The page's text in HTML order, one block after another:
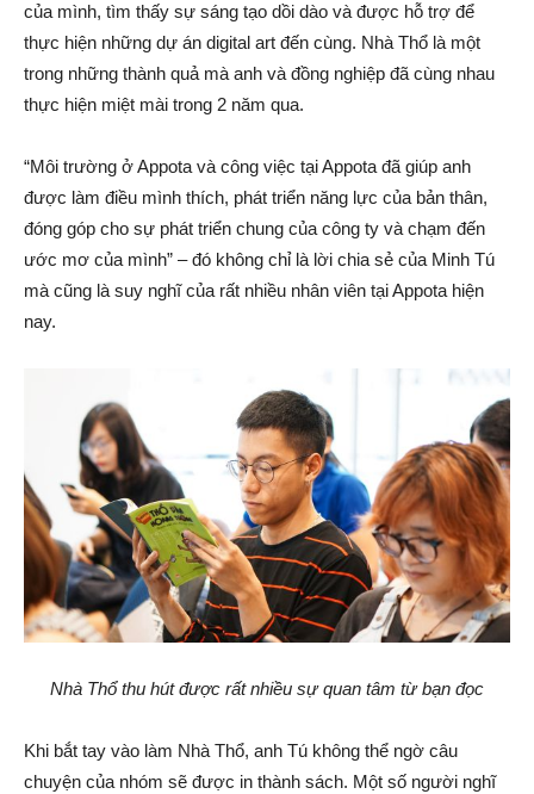
của mình, tìm thấy sự sáng tạo dồi dào và được hỗ trợ để
thực hiện những dự án digital art đến cùng. Nhà Thổ là một
trong những thành quả mà anh và đồng nghiệp đã cùng nhau
thực hiện miệt mài trong 2 năm qua.
“Môi trường ở Appota và công việc tại Appota đã giúp anh
được làm điều mình thích, phát triển năng lực của bản thân,
đóng góp cho sự phát triển chung của công ty và chạm đến
ước mơ của mình” – đó không chỉ là lời chia sẻ của Minh Tú
mà cũng là suy nghĩ của rất nhiều nhân viên tại Appota hiện
nay.
Nhà Thổ thu hút được rất nhiều sự quan tâm từ bạn đọc
Khi bắt tay vào làm Nhà Thổ, anh Tú không thể ngờ câu
chuyện của nhóm sẽ được in thành sách. Một số người nghĩ